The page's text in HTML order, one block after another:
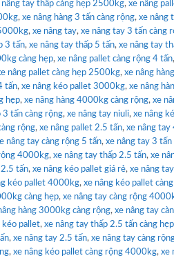
nâng tay thấp càng hẹp 2500kg, xe nâng
, xe nâng hàng 3 tấn càng rộng, xe nâng
, xe nâng tay, xe nâng tay 3 tấn càng
3 tấn, xe nâng tay thấp 5 tấn, xe nâng tay
càng hẹp, xe nâng pallet càng rộng 4 tấn,
nâng pallet càng hẹp 2500kg, xe nâng
tấn, xe nâng kéo pallet 3000kg, xe nâng
hẹp, xe nâng hàng 4000kg càng rộng, xe
3 tấn càng rộng, xe nâng tay niuli, xe nâng
rộng, xe nâng pallet 2.5 tấn, xe nâng
nâng tay càng rộng 5 tấn, xe nâng tay 3 tấn
4000kg, xe nâng tay thấp 2.5 tấn, xe
2.5 tấn, xe nâng kéo pallet giá rẻ, xe nâng
kéo pallet 4000kg, xe nâng kéo pallet
càng hẹp, xe nâng tay càng rộng
hàng 3000kg càng rộng, xe nâng tay
kéo pallet, xe nâng tay thấp 2.5 tấn càng hẹp
, xe nâng tay 2.5 tấn, xe nâng tay càng
, xe nâng kéo pallet càng rộng 4000kg, xe